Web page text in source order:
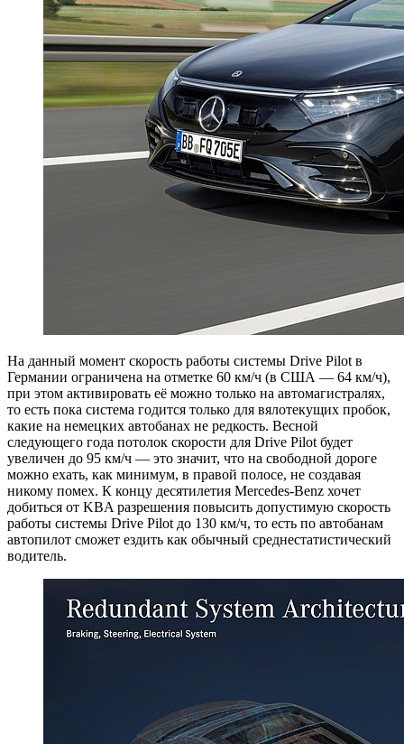
На данный момент скорость работы системы Drive Pilot в
Германии ограничена на отметке 60 км/ч (в США — 64 км/ч),
при этом активировать её можно только на автомагистралях,
то есть пока система годится только для вялотекущих пробок,
какие на немецких автобанах не редкость. Весной
следующего года потолок скорости для Drive Pilot будет
увеличен до 95 км/ч — это значит, что на свободной дороге
можно ехать, как минимум, в правой полосе, не создавая
никому помех. К концу десятилетия Mercedes-Benz хочет
добиться от KBA разрешения повысить допустимую скорость
работы системы Drive Pilot до 130 км/ч, то есть по автобанам
автопилот сможет ездить как обычный среднестатистический
водитель.